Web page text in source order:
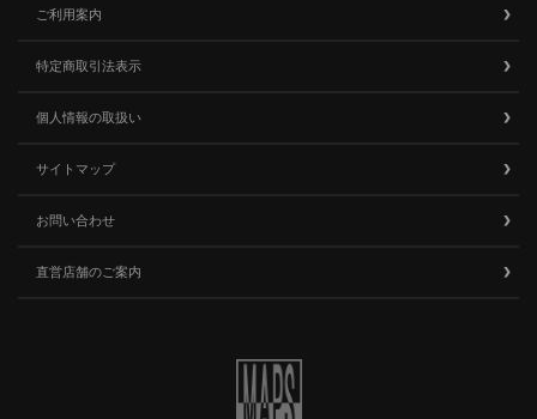
ご利用案内
特定商取引法表示
個人情報の取扱い
サイトマップ
お問い合わせ
直営店舗のご案内